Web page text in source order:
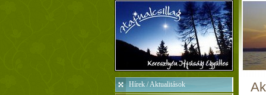
Hírek / Aktualitások